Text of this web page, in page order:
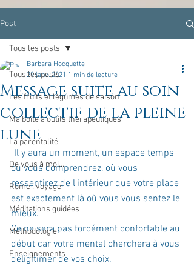
Post
Tous les posts
Les fruits et légumes de saison
Ma boîte à outils thérapeutiques
La parentalité
De vous à moi...
Rome : voyage
Méditations guidées
Méthodologie
Enseignements
Tous les posts
Message suite au soin
collectif de la pleine
lune
Barbara Hocquette
29 janv. 2021 1 min de lecture
"Il y aura un moment, un espace temps
où vous comprendrez, où vous
ressentirez de l'intérieur que votre place
est exactement là où vous vous sentez le
mieux.
Ce ne sera pas forcément confortable au
début car votre mental cherchera à vous
déligitimer de vos choix.